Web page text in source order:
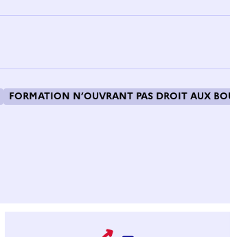
FORMATION N’OUVRANT PAS DROIT AUX